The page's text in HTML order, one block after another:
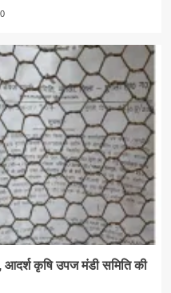
0
कृषि उपज मंडी समिति की